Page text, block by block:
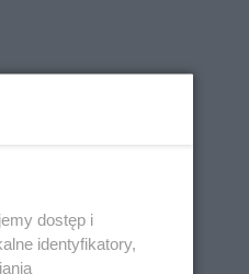
dostęp i
identyfikatory,